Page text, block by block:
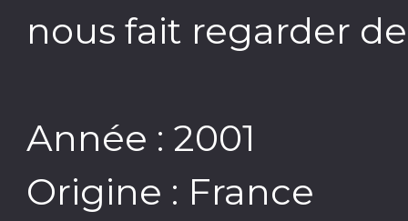
nous fait regarder
Année : 2001
Origine : France